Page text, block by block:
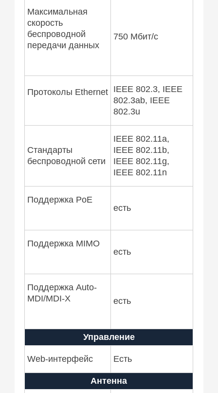
Максимальная
скорость
беспроводной
передачи данных
750 Мбит/c
Протоколы Ethernet IEEE 802.3, IEEE
802.3ab, IEEE
802.3u
Стандарты
беспроводной сети
IEEE 802.11a,
IEEE 802.11b,
IEEE 802.11g,
IEEE 802.11n
Поддержка PoE
есть
Поддержка MIMO
есть
Поддержка Auto-
MDI/MDI-X
есть
Управление
Web-интерфейс Есть
Антенна